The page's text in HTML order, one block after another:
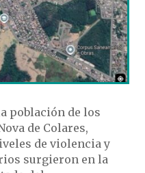
población de los
de Colares,
de violencia y
surgieron en la